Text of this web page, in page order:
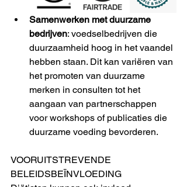
Samenwerken met duurzame
bedrijven: voedselbedrijven die
duurzaamheid hoog in het vaandel
hebben staan. Dit kan variëren van
het promoten van duurzame
merken in consulten tot het
aangaan van partnerschappen
voor workshops of publicaties die
duurzame voeding bevorderen.
VOORUITSTREVENDE
BELEIDSBEÏNVLOEDING